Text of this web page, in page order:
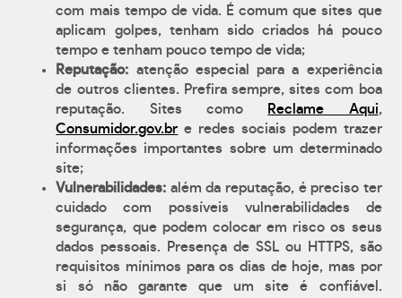
com mais tempo de vida. É comum que sites que
aplicam golpes, tenham sido criados há pouco
tempo e tenham pouco tempo de vida;
Reputação: atenção especial para a experiência
de outros clientes. Prefira sempre, sites com boa
reputação. Sites como
Reclame Aqui,
Consumidor.gov.br e redes sociais podem trazer
informações importantes sobre um determinado
site;
Vulnerabilidades: além da reputação, é preciso ter
cuidado com possíveis vulnerabilidades de
segurança, que podem colocar em risco os seus
dados pessoais. Presença de SSL ou HTTPS, são
requisitos mínimos para os dias de hoje, mas por
si só não garante que um site é confiável.